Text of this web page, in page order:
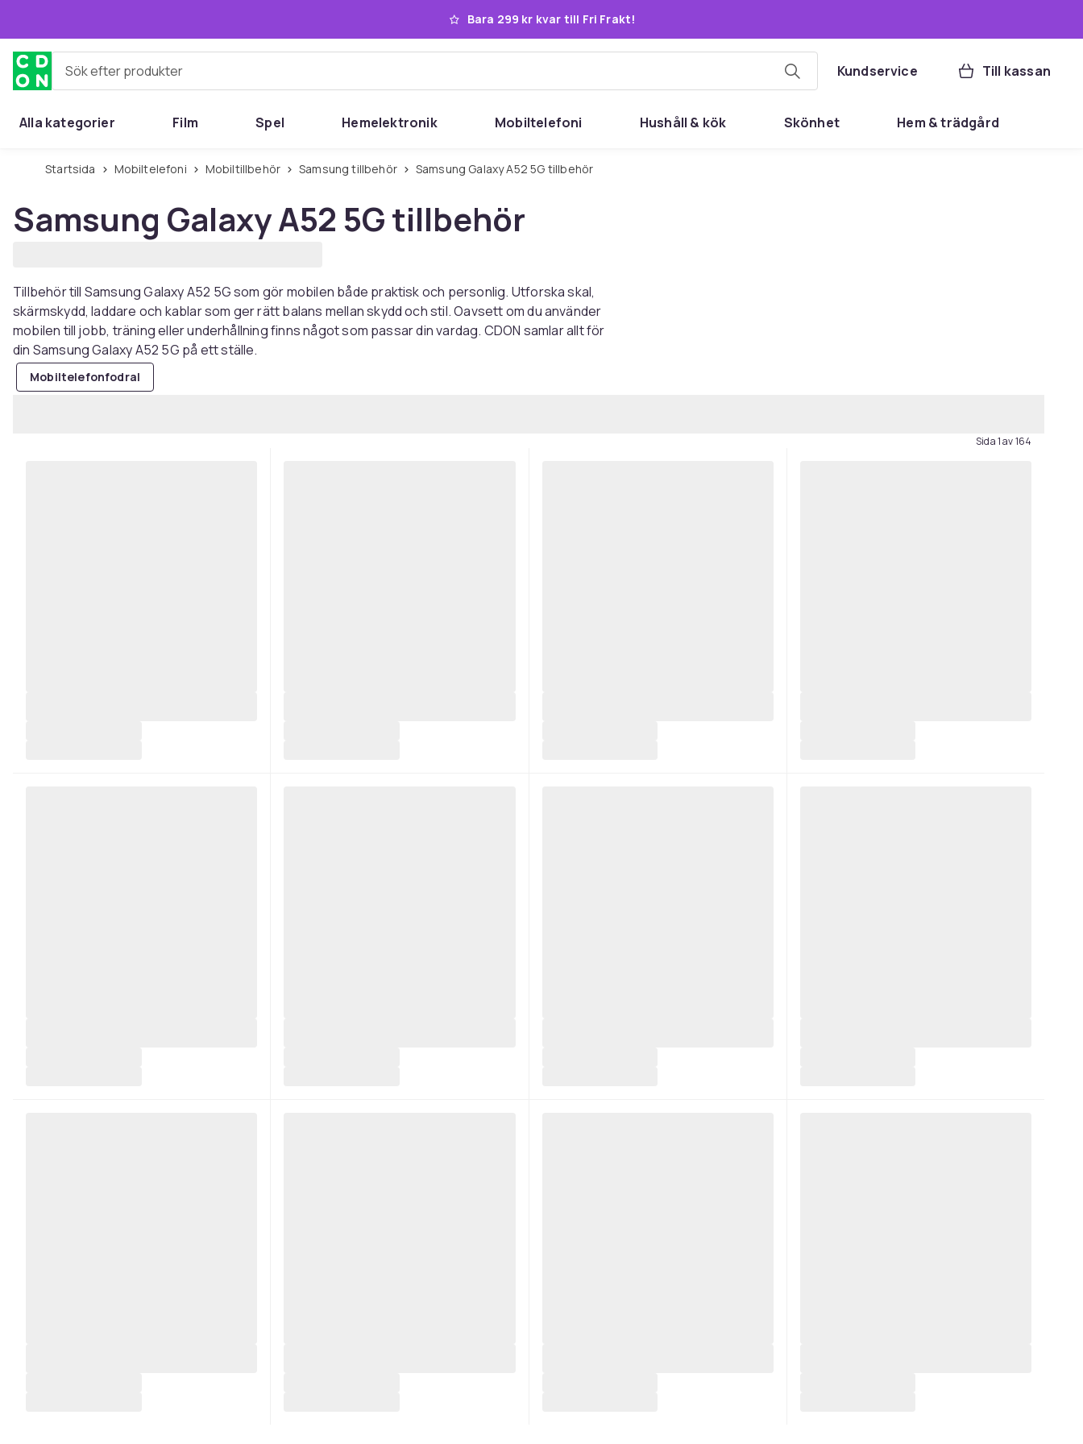
Bara 299 kr kvar till Fri Frakt!
Sök efter produkter Kundservice Till kassan
Alla kategorier Film Spel Hemelektronik Mobiltelefoni Hushåll & kök Skönhet Hem & trädgård
Startsida Mobiltelefoni Mobiltillbehör Samsung tillbehör Samsung Galaxy A52 5G tillbehör
Samsung Galaxy A52 5G tillbehör
Tillbehör till Samsung Galaxy A52 5G som gör mobilen både praktisk och personlig. Utforska skal,
skärmskydd, laddare och kablar som ger rätt balans mellan skydd och stil. Oavsett om du använder
mobilen till jobb, träning eller underhållning finns något som passar din vardag. CDON samlar allt för
din Samsung Galaxy A52 5G på ett ställe.
Mobiltelefonfodral
Sida 1 av 164